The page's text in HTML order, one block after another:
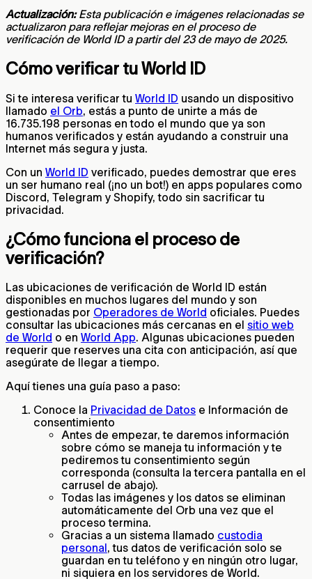
Actualización:Esta publicación e imágenes relacionadas se
actualizaron para reflejar mejoras en el proceso de
verificación de World ID a partir del 23 de mayo de 2025.
Cómo verificar tu World ID
Si te interesa verificar tu World ID usando un dispositivo
llamado el Orb, estás a punto de unirte a más de
16.735.198 personas en todo el mundo que ya son
humanos verificados y están ayudando a construir una
Internet más segura y justa.
Con un World ID verificado, puedes demostrar que eres
un ser humano real (¡no un bot!) en apps populares como
Discord, Telegram y Shopify, todo sin sacrificar tu
privacidad.
¿Cómo funciona el proceso de
verificación?
Las ubicaciones de verificación de World ID están
disponibles en muchos lugares del mundo y son
gestionadas por Operadores de World oficiales. Puedes
consultar las ubicaciones más cercanas en el sitio web
de World o en World App. Algunas ubicaciones pueden
requerir que reserves una cita con anticipación, así que
asegúrate de llegar a tiempo.
Aquí tienes una guía paso a paso:
Conoce la Privacidad de Datos e Información de
consentimiento
Antes de empezar, te daremos información
sobre cómo se maneja tu información y te
pediremos tu consentimiento según
corresponda (consulta la tercera pantalla en el
carrusel de abajo).
Todas las imágenes y los datos se eliminan
automáticamente del Orb una vez que el
proceso termina.
Gracias a un sistema llamado custodia
personal , tus datos de verificación solo se
guardan en tu teléfono y en ningún otro lugar,
ni siquiera en los servidores de World.